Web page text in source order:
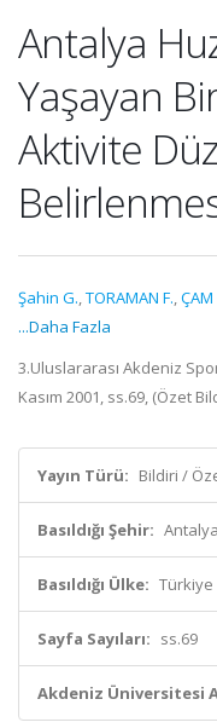
Antalya
Yaşayan
Aktivite
Şahin G.,TORAMAN F.,ÇAM
...Daha Fazla
3.Uluslararası Akdeniz
Kasım 2001, ss.69, (Özet
Yayın Türü: Bildiri /
Basıldığı Şehir: Antalya
Basıldığı Ülke: Türkiye
Sayfa Sayıları: ss.69
Akdeniz Üniversitesi